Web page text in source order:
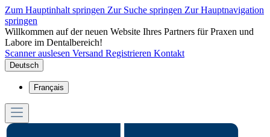
Zum Hauptinhalt springen Zur Suche springen Zur Hauptnavigation
springen
Willkommen auf der neuen Website Ihres Partners für Praxen und
Labore im Dentalbereich!
Scanner auslesen Versand Registrieren Kontakt
Deutsch
Français